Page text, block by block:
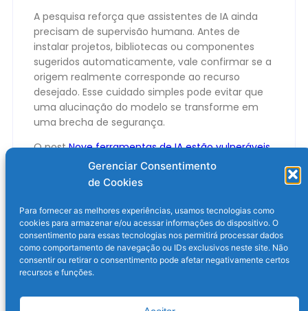
Gerenciar Consentimento
de Cookies
Para fornecer as melhores experiências, usamos tecnologias como
cookies para armazenar e/ou acessar informações do dispositivo. O
consentimento para essas tecnologias nos permitirá processar dados
como comportamento de navegação ou IDs exclusivos neste site. Não
consentir ou retirar o consentimento pode afetar negativamente certos
recursos e funções.
A pesquisa reforça que assistentes de IA ainda
precisam de supervisão humana. Antes de
instalar projetos, bibliotecas ou componentes
sugeridos automaticamente, vale confirmar se a
origem realmente corresponde ao recurso
desejado. Esse cuidado simples pode evitar que
uma alucinação do modelo se transforme em
uma brecha de segurança.
O postNove ferramentas de IA estão vulneráveis
a novo tipo de ataqueapareceu primeiro em
Olhar Digital.